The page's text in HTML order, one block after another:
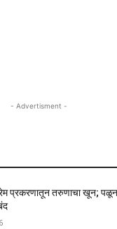
- Advertisment -
प्रकरणातून तरुणाचा खून; पळून